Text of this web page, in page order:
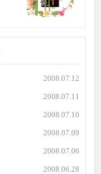
2008.07.12
2008.07.11
2008.07.10
2008.07.09
2008.07.06
2008.06.28